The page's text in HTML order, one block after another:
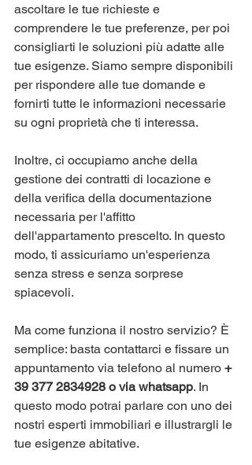
ascoltare le tue richieste e
comprendere le tue preferenze, per poi
consigliarti le soluzioni più adatte alle
tue esigenze. Siamo sempre disponibili
per rispondere alle tue domande e
fornirti tutte le informazioni necessarie
su ogni proprietà che ti interessa.
Inoltre, ci occupiamo anche della
gestione dei contratti di locazione e
della verifica della documentazione
necessaria per l'affitto
dell'appartamento prescelto. In questo
modo, ti assicuriamo un'esperienza
senza stress e senza sorprese
spiacevoli.
Ma come funziona il nostro servizio? È
semplice: basta contattarci e fissare un
appuntamento via telefono al numero +
39 377 2834928 o via whatsapp. In
questo modo potrai parlare con uno dei
nostri esperti immobiliari e illustrargli le
tue esigenze abitative.